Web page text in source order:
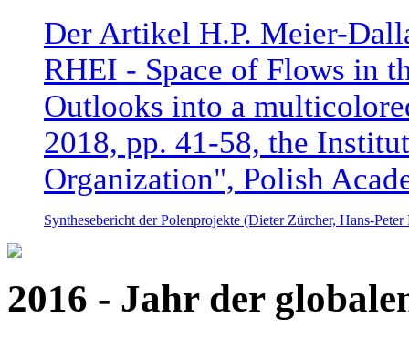
Der Artikel H.P. Meier-
RHEI - Space of Flows in
Outlooks into a
2018, pp. 41-58, the
Organization", Polish
Synthesebericht der Polenprojekte (Dieter Zürcher, Hans-
2016 - Jahr der